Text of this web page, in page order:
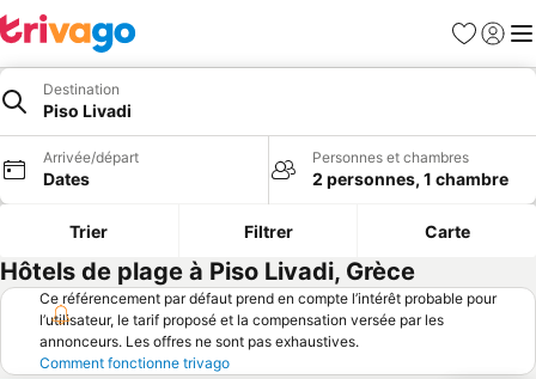
Favoris
Se
Destination
Piso Livadi
Arrivée/départ
Dates
Personnes et chambres
2 personnes, 1 chambre
Trier Filtrer Carte
Hôtels de plage à Piso Livadi, Grèce
Ce référencement par défaut prend en compte l’intérêt probable pour
l’utilisateur, le tarif proposé et la compensation versée par les
annonceurs. Les offres ne sont pas exhaustives.
Comment fonctionne trivago